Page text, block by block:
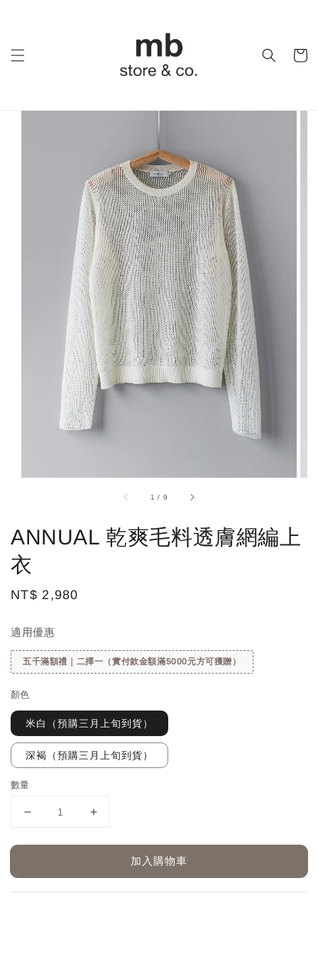
1 / 9
ANNUAL 乾爽毛料透膚網編上
衣
Regular
NT$ 2,980
適用優惠
五千滿額禮｜二擇一（實付款金額滿5000元方可獲贈）
顏色
米白（預購三月上旬到貨）
深褐（預購三月上旬到貨）
數量
加入購物車